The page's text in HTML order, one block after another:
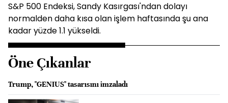
S&P 500 Endeksi, Sandy Kasırgası'ndan dolayı
normalden daha kısa olan işlem haftasında şu ana
kadar yüzde 1.1 yükseldi.
Öne Çıkanlar
Trump, "GENIUS" tasarısını imzaladı